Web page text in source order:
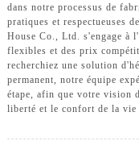
dans notre processus de
pratiques et respectueuses
House Co., Ltd. s'engage à
flexibles et des prix
recherchiez une solution
permanent, notre équipe
étape, afin que votre vision
liberté et le confort de la vie